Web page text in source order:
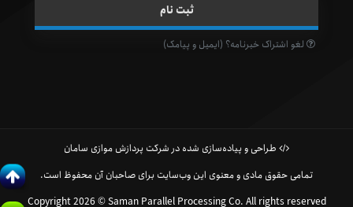
لغو اشتراک خبرنامه؟ (ایمیل و پیامک)
طراحی و پیاده‌سازی شده در شرکت پردازش موازی سامان
تمامی حقوق مادی و معنوی این وب‌سایت برای صاحبان آن محفوظ است.
Copyright 2026 © Saman Parallel Processing Co. All rights reserved